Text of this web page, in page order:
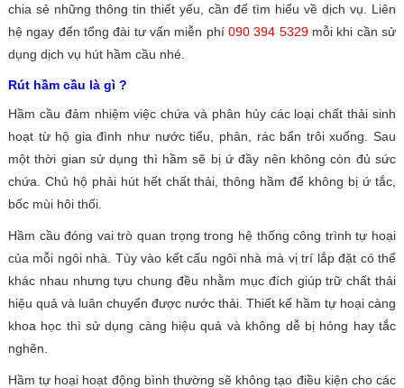
chia sẻ những thông tin thiết yếu, cần để tìm hiểu về dịch vụ. Liên
hệ ngay đến tổng đài tư vấn miễn phí 090 394 5329mỗi khi cần sử
dụng dịch vụ hút hầm cầu nhé.
Rút hầm cầu là gì ?
Hầm cầu đảm nhiệm việc chứa và phân hủy các loại chất thải sinh
hoạt từ hộ gia đình như nước tiểu, phân, rác bẩn trôi xuống. Sau
một thời gian sử dụng thì hầm sẽ bị ứ đầy nên không còn đủ sức
chứa. Chủ hộ phải hút hết chất thải, thông hầm để không bị ứ tắc,
bốc mùi hôi thối.
Hầm cầu đóng vai trò quan trọng trong hệ thống công trình tự hoại
của mỗi ngôi nhà. Tùy vào kết cấu ngôi nhà mà vị trí lắp đặt có thể
khác nhau nhưng tựu chung đều nhằm mục đích giúp trữ chất thải
hiệu quả và luân chuyển được nước thải. Thiết kế hầm tự hoại càng
khoa học thì sử dụng càng hiệu quả và không dễ bị hỏng hay tắc
nghẽn.
Hầm tự hoại hoạt động bình thường sẽ không tạo điều kiện cho các